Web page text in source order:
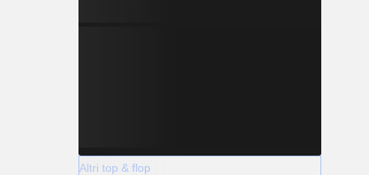
Altri top & flop